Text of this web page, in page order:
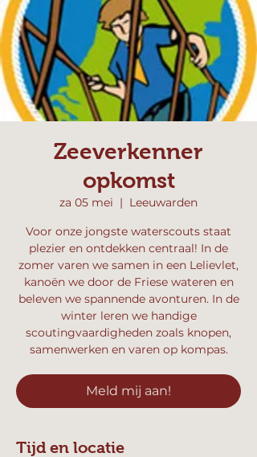
Zeeverkenner
opkomst
za 05 mei
  |
Leeuwarden
Voor onze jongste waterscouts staat
plezier en ontdekken centraal! In de
zomer varen we samen in een Lelievlet,
kanoën we door de Friese wateren en
beleven we spannende avonturen. In de
winter leren we handige
scoutingvaardigheden zoals knopen,
samenwerken en varen op kompas.
Meld mij aan!
Tijd en locatie